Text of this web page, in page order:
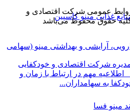
غذایی مینو کاسپین
آرایشی و بهداشتی مینو (سهامی
مینو فسا
عمومی شرکت اقتصادی و
شرکت اقتصادی و خودکفایی
اطلاعیه مهم در ارتباط با زمان و
به سهامداران...